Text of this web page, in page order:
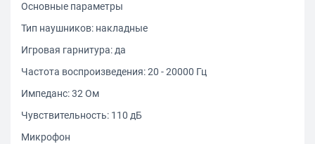
Основные параметры
Тип наушников: накладные
Игровая гарнитура: да
Частота воспроизведения: 20 - 20000 Гц
Импеданс: 32 Ом
Чувствительность: 110 дБ
Микрофон